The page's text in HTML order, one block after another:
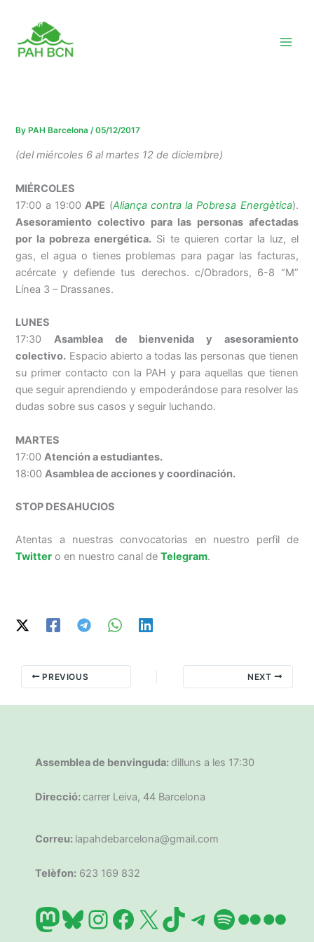
content
By PAH Barcelona/05/12/2017
(del miércoles 6 al martes 12 de diciembre)
MIÉRCOLES
17:00 a 19:00APE (Aliança contra la Pobresa Energètica).
Asesoramiento colectivo para las personas afectadas
por la pobreza energética. Si te quieren cortar la luz, el
gas, el agua o tienes problemas para pagar las facturas,
acércate y defiende tus derechos. c/Obradors, 6-8 “M”
Línea 3 – Drassanes.
LUNES
17:30Asamblea de bienvenida y asesoramiento
colectivo. Espacio abierto a todas las personas que tienen
su primer contacto con la PAH y para aquellas que tienen
que seguir aprendiendo y empoderándose para resolver las
dudas sobre sus casos y seguir luchando.
MARTES
17:00 Atención a estudiantes.
18:00 Asamblea de acciones y coordinación.
STOP DESAHUCIOS
Atentas a nuestras convocatorias en nuestro perfil de
Twitter o en nuestro canal deTelegram.
PREVIOUS NEXT
Assemblea de benvinguda: dilluns a les 17:30
Direcció: carrer Leiva, 44 Barcelona
Correu: lapahdebarcelona@gmail.com
Telèfon: 623 169 832
Mastodon
Bluesky
Instagram
Facebook
X TikTok
Telegram
Spotify
Flickr